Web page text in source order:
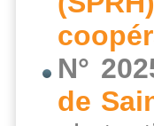
N°
de